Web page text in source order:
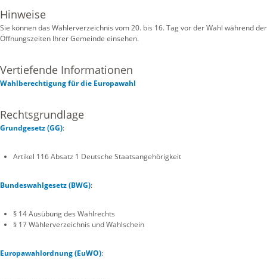
Hinweise
Sie können das Wählerverzeichnis vom 20. bis 16. Tag vor der Wahl während der
Öffnungszeiten Ihrer Gemeinde einsehen.
Vertiefende Informationen
Wahlberechtigung für die Europawahl
Rechtsgrundlage
Grundgesetz (GG):
Artikel 116 Absatz 1 Deutsche Staatsangehörigkeit
Bundeswahlgesetz (BWG):
§ 14 Ausübung des Wahlrechts
§ 17 Wählerverzeichnis und Wahlschein
Europawahlordnung (EuWO):